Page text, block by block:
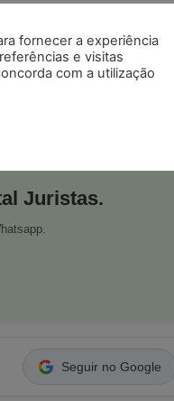
em
especial.
Juristas.
Seguir no Google
fornecer a experiência
e visitas
com a utilização